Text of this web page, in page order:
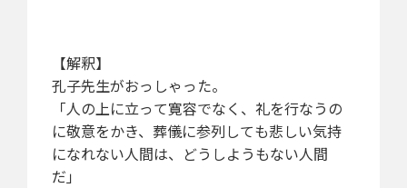
【解釈】
孔子先生がおっしゃった。
「人の上に立って寛容でなく、礼を行なうの
に敬意をかき、葬儀に参列しても悲しい気持
になれない人間は、どうしようもない人間
だ」